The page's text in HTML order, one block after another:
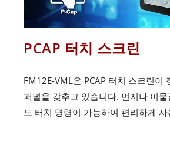
PCAP 터치 스크린
FM12E-VML은 PCAP 터치 스크린이
패널을 갖추고 있습니다. 먼지나 이
도 터치 명령이 가능하여 편리하게